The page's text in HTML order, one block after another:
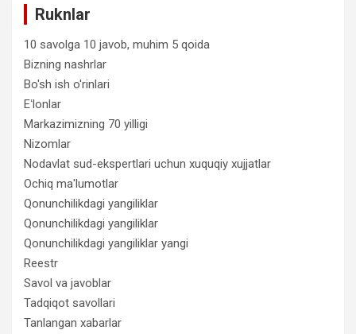
Ruknlar
10 savolga 10 javob, muhim 5 qoida
Bizning nashrlar
Bo'sh ish o'rinlari
Eʻlonlar
Markazimizning 70 yilligi
Nizomlar
Nodavlat sud-ekspertlari uchun xuquqiy xujjatlar
Ochiq ma'lumotlar
Qonunchilikdagi yangiliklar
Qonunchilikdagi yangiliklar
Qonunchilikdagi yangiliklar yangi
Reestr
Savol va javoblar
Tadqiqot savollari
Tanlangan xabarlar